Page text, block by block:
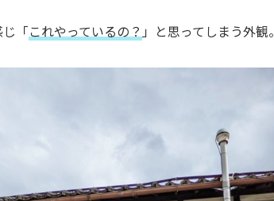
「これやっているの？ 」と思ってしまう外観。